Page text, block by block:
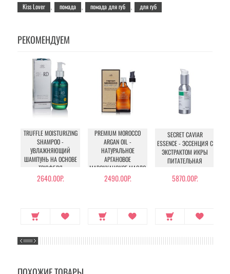
Kiss Lover
помада помада для губ для губ
РЕКОМЕНДУЕМ
TRUFFLE MOISTURIZING
SHAMPOO -
УВЛАЖНЯЮЩИЙ
ШАМПУНЬ НА ОСНОВЕ
ТРЮФЕЛЯ
2640.00Р.
PREMIUM MOROCCO
ARGAN OIL -
НАТУРАЛЬНОЕ
АРГАНОВОЕ
МАРОККАНСКОЕ МАСЛО
ДЛЯ ВОЛОС
2490.00Р.
SECRET CAVIAR
ESSENCE - ЭССЕНЦИЯ С
ЭКСТРАКТОМ ИКРЫ
ПИТАТЕЛЬНАЯ
5870.00Р.